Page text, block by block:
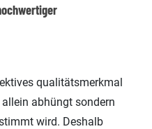
qualitätsmerkmal
abhüngt sondern
wird. Deshalb